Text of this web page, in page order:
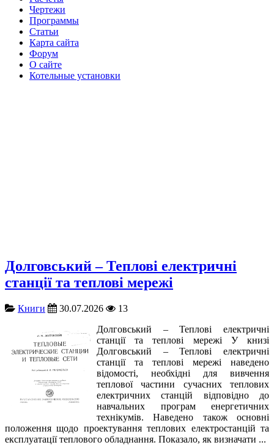
Чертежи
Программы
Статьи
Карта сайта
Форум
О сайте
Котельные установки
Долговський – Теплові електричні
станції та теплові мережі
Книги 30.07.2026
13
Долговський – Теплові електричні
станції та теплові мережі У книзі
Долговський – Теплові електричні
станції та теплові мережі наведено
відомості, необхідні для вивчення
теплової частини сучасних теплових
електричних станцій відповідно до
навчальних програм енергетичних
технікумів. Наведено також основні
положення щодо проектування теплових електростанцій та
експлуатації теплового обладнання. Показало, як визначати ...